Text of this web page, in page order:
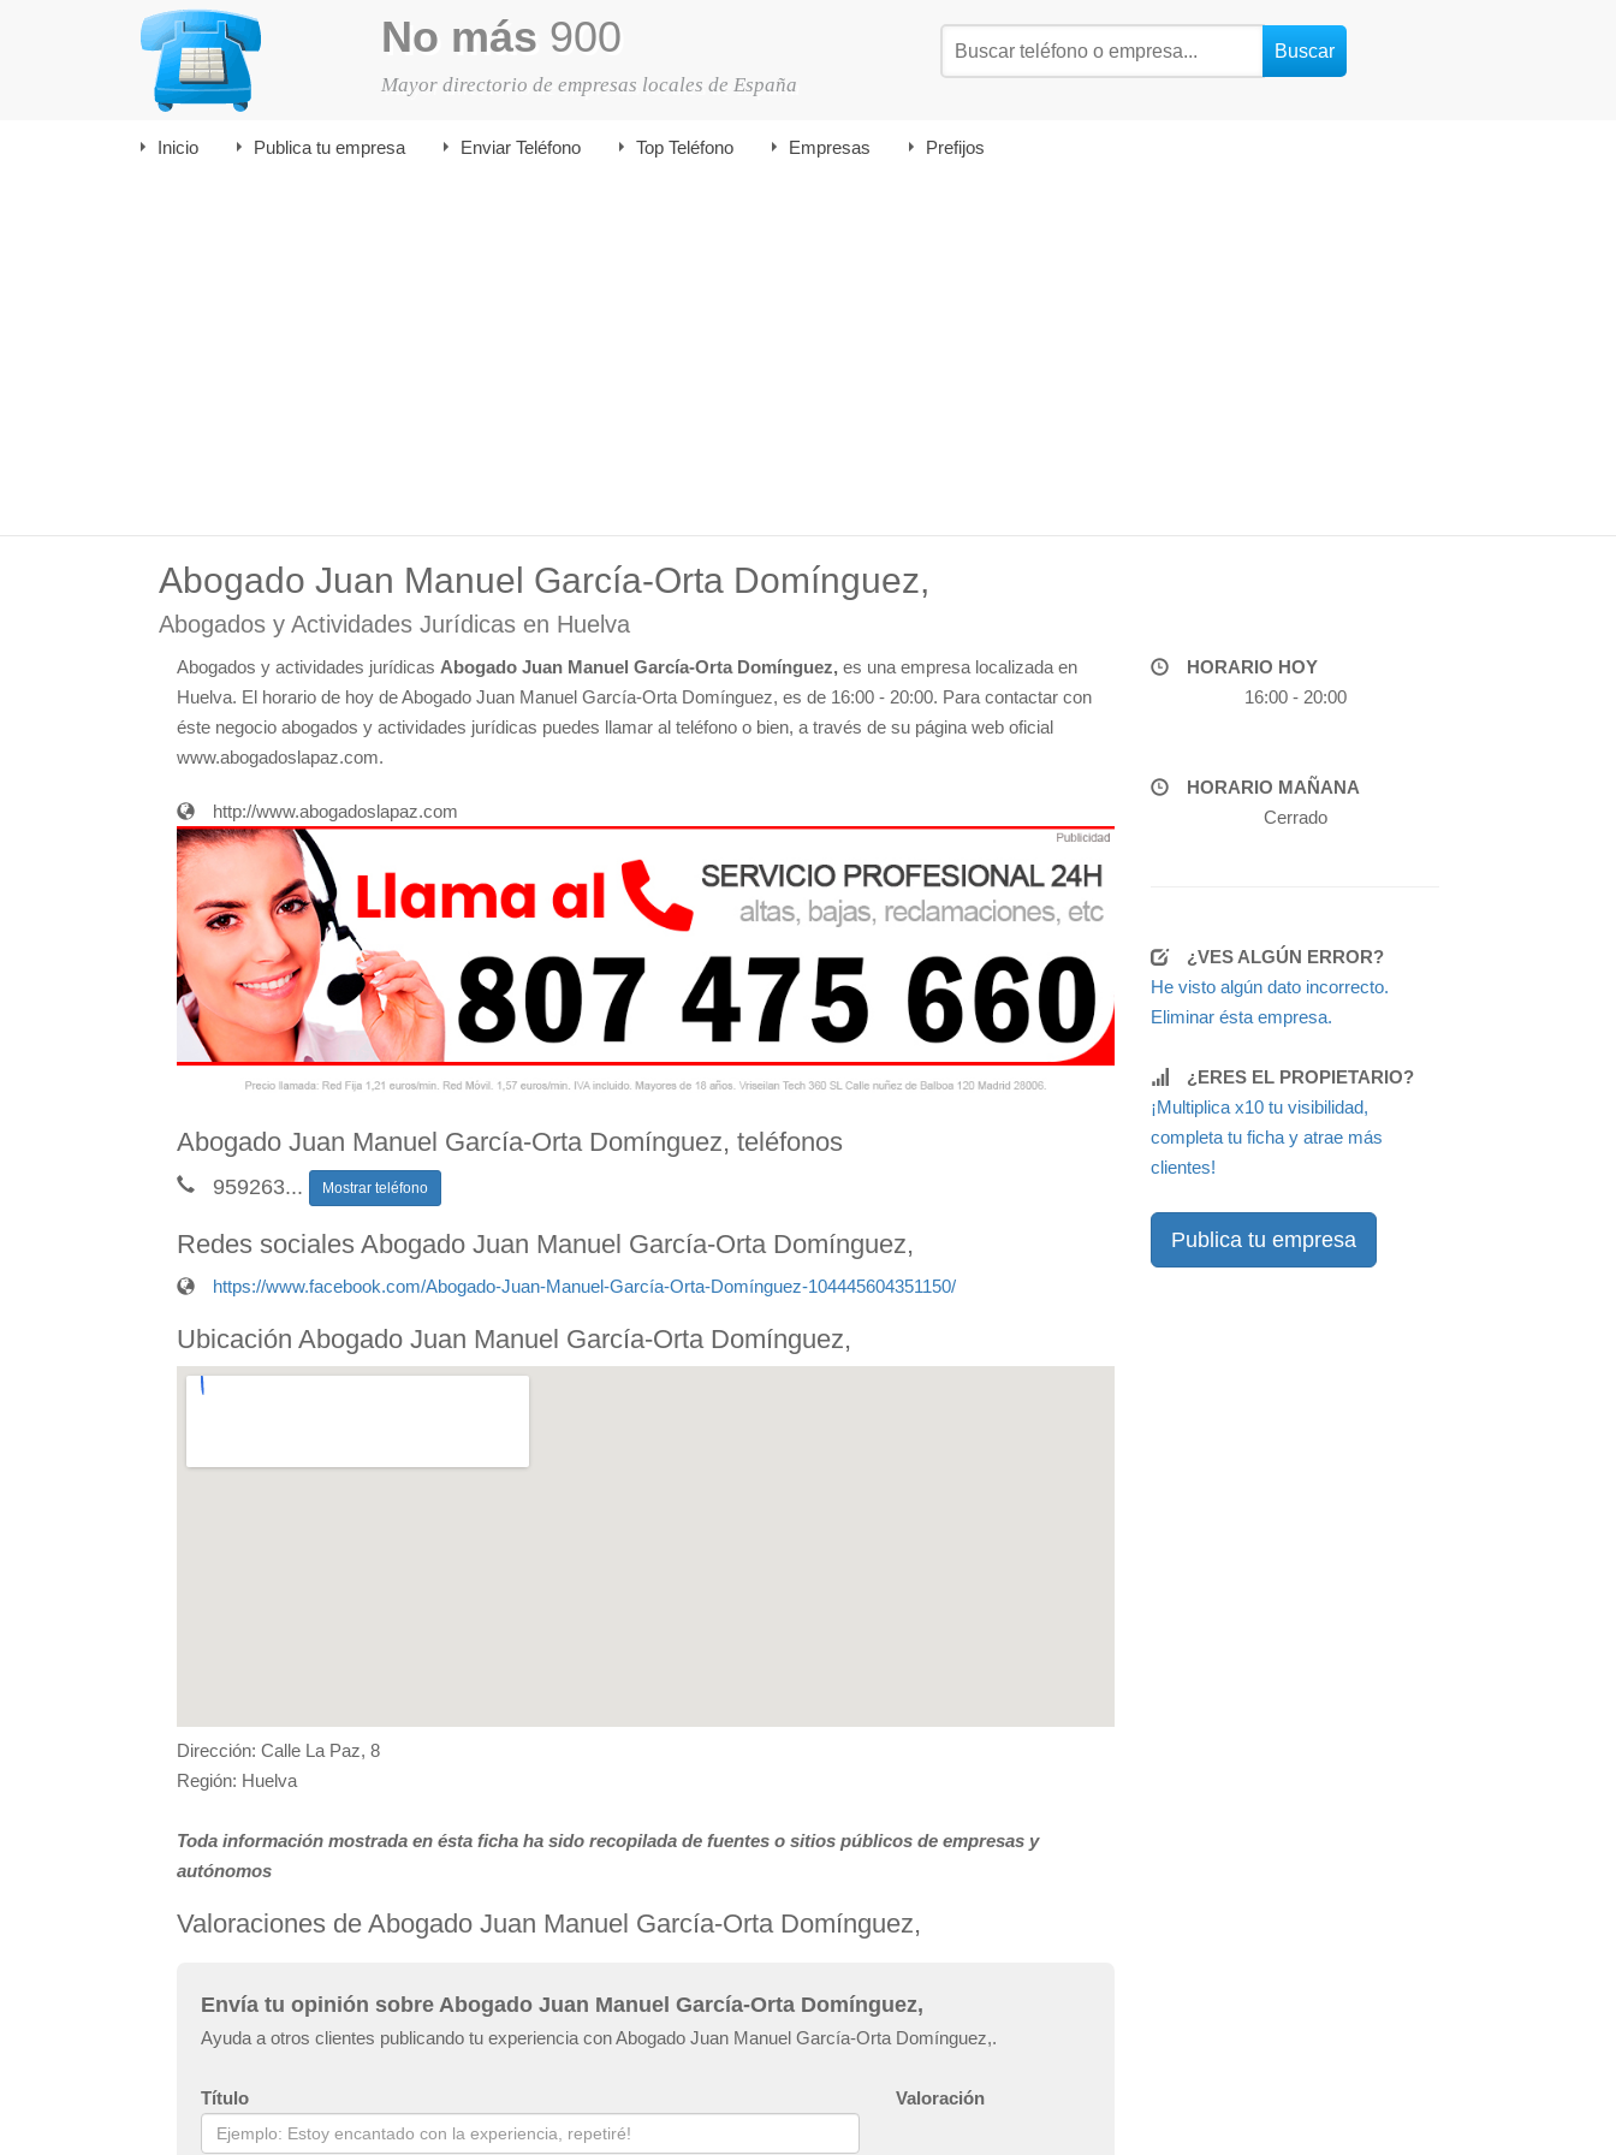
No más 900
Mayor directorio de empresas locales de España
Inicio Publica tu empresa Enviar Teléfono Top Teléfono Empresas Prefijos
Abogado Juan Manuel García-Orta Domínguez,
Abogados y Actividades Jurídicas en Huelva
Abogados y actividades jurídicas Abogado Juan Manuel García-Orta Domínguez, es una empresa localizada en
Huelva. El horario de hoy de Abogado Juan Manuel García-Orta Domínguez, es de 16:00 - 20:00. Para contactar con
éste negocio abogados y actividades jurídicas puedes llamar al teléfono o bien, a través de su página web oficial
www.abogadoslapaz.com.
http://www.abogadoslapaz.com
Abogado Juan Manuel García-Orta Domínguez, teléfonos
959263... Mostrar teléfono
Redes sociales Abogado Juan Manuel García-Orta Domínguez,
https://www.facebook.com/Abogado-Juan-Manuel-García-Orta-Domínguez-104445604351150/
Ubicación Abogado Juan Manuel García-Orta Domínguez,
Dirección: Calle La Paz, 8
Región: Huelva
Toda información mostrada en ésta ficha ha sido recopilada de fuentes o sitios públicos de empresas y
autónomos
Valoraciones de Abogado Juan Manuel García-Orta Domínguez,
Envía tu opinión sobre Abogado Juan Manuel García-Orta Domínguez,
Ayuda a otros clientes publicando tu experiencia con Abogado Juan Manuel García-Orta Domínguez,.
Título Valoración
HORARIO HOY
16:00 - 20:00
HORARIO MAÑANA
Cerrado
¿VES ALGÚN ERROR?
He visto algún dato incorrecto.
Eliminar ésta empresa.
¿ERES EL PROPIETARIO?
¡Multiplica x10 tu visibilidad,
completa tu ficha y atrae más
clientes!
Publica tu empresa